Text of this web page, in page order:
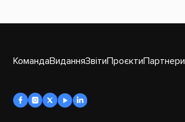
КомандаВиданняЗвітиПроєктиПартнери